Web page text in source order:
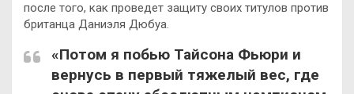
после того, как проведет защиту своих титулов против
британца Даниэля Дюбуа.
«Потом я побью Тайсона Фьюри и
вернусь в первый тяжелый вес, где